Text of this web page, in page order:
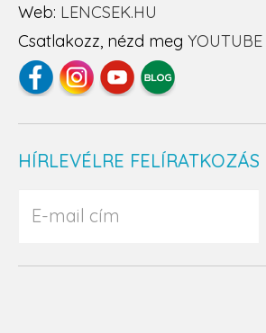
Web: LENCSEK.HU
Csatlakozz, nézd meg YOUTUBE
HÍRLEVÉLRE FELÍRATKOZÁS